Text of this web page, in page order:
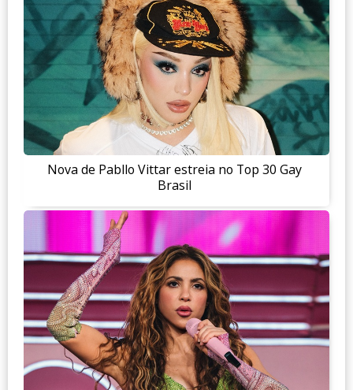
Nova de Pabllo Vittar estreia no Top 30 Gay
Brasil